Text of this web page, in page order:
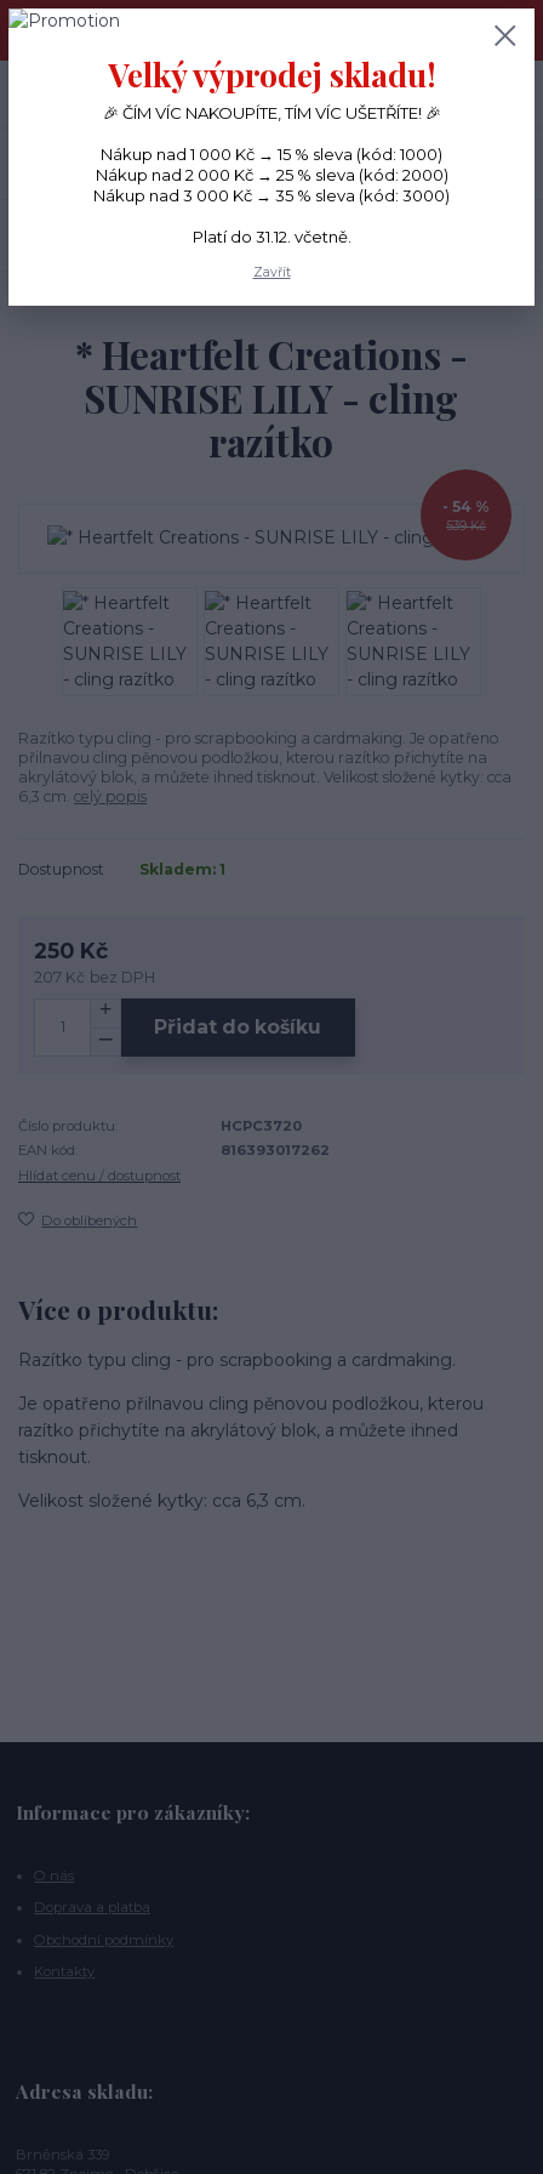
PŘÁNÍČKA a PAPÍROVÉ DÁRKY odesílám každý den, KREATIVNÍ
Menu
CZK
+420 734 380 930
(Po-Ne, 8-20 hod.)
* Heartfelt Creations -
SUNRISE LILY - cling
razítko
539 Kč
- 54 %
Razítko typu cling - pro scrapbooking a cardmaking. Je opatřeno
přilnavou cling pěnovou podložkou, kterou razítko přichytíte na
akrylátový blok, a můžete ihned tisknout. Velikost složené kytky: cca
6,3 cm. celý popis
Dostupnost Skladem: 1
250 Kč
207 Kč bez DPH
Přidat do košíku
Číslo produktu:
HCPC3720
EAN kód:
816393017262
Hlídat cenu / dostupnost
Do oblíbených
Více o produktu:
Razítko typu cling - pro scrapbooking a cardmaking.
Je opatřeno přilnavou cling pěnovou podložkou, kterou
razítko přichytíte na akrylátový blok, a můžete ihned
tisknout.
Velikost složené kytky: cca 6,3 cm.
Informace pro zákazníky:
O nás
Doprava a platba
Obchodní podmínky
Kontakty
Adresa skladu:
Brněnská 339
Velký výprodej skladu!
🎉 ČÍM VÍC NAKOUPÍTE, TÍM VÍC UŠETŘÍTE! 🎉
Nákup nad 1 000 Kč → 15 % sleva (kód: 1000)
Nákup nad 2 000 Kč → 25 % sleva (kód: 2000)
Nákup nad 3 000 Kč → 35 % sleva (kód: 3000)
Platí do 31.12. včetně.
Zavřít